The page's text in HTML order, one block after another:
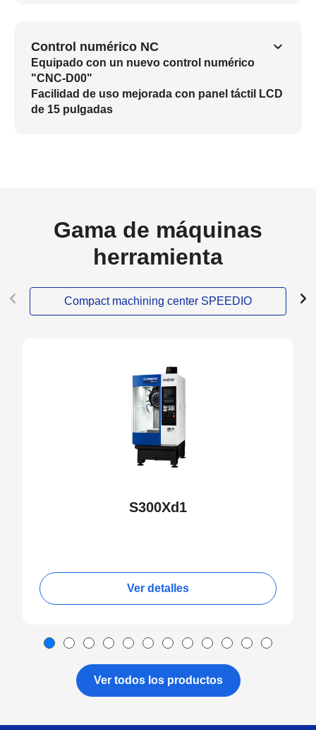
Control numérico NC
Equipado con un nuevo control numérico
"CNC-D00"
Facilidad de uso mejorada con panel táctil LCD
de 15 pulgadas
Gama de máquinas
herramienta
Compact machining center SPEEDIO
S300Xd1
Ver detalles
Ver todos los productos